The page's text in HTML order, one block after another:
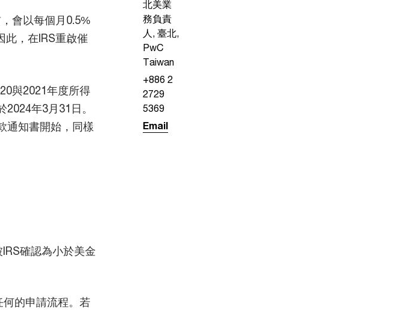
會以每個月0.5%
此，在IRS重啟催
與2021年度所得
年3月31日。
通知書開始，同樣
確認為小於美金
的申請流程。若
北美業
務負責
人, 臺北,
PwC
Taiwan
+886 2
2729
5369
Email